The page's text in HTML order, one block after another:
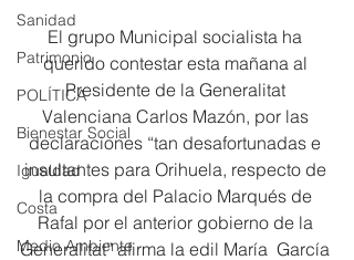
Sanidad
Patrimonio
POLÍTICA
Bienestar Social
Igualdad
Costa
Medio Ambiente
El grupo Municipal socialista ha
querido contestar esta mañana al
Presidente de la Generalitat
Valenciana Carlos Mazón, por las
declaraciones “tan desafortunadas e
insultantes para Orihuela, respecto de
la compra del Palacio Marqués de
Rafal por el anterior gobierno de la
Generalitat” afirma la edil María  García